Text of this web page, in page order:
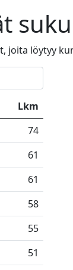
joita löytyy
Lkm
74
61
61
58
55
51